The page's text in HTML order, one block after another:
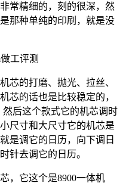
常精细的，刻的很深，然
那种单纯的印刷，就是没
芯的打磨、抛光、拉丝、
芯的话也是比较稳定的，
后这个款式它的机芯调时
尺寸和大尺寸它的机芯是
是调它的日历，向下调日
针去调它的日历。
，它这个是8900一体机